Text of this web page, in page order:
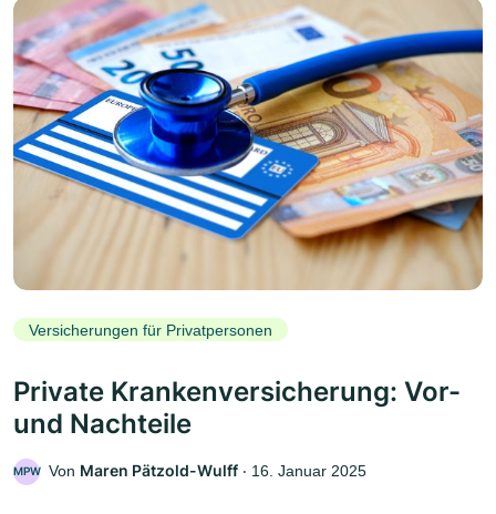
Versicherungen für Privatpersonen
Private Krankenversicherung: Vor-
und Nachteile
MPW Von Maren Pätzold-Wulff ‧ 16. Januar 2025